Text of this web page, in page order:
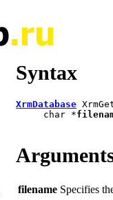
Syntax
XrmDatabase
     char *
filename Specifies